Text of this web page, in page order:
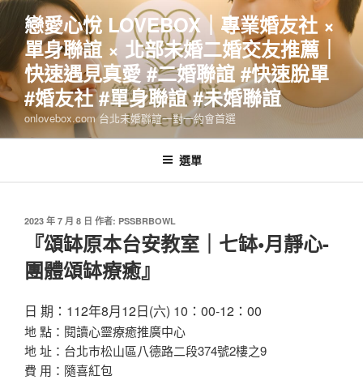
跳
主
要
內
容
戀愛心悅 LOVEBOX｜專業婚友社 ×
單身聯誼 × 北部未婚二婚交友推薦｜
快速遇見真愛 #二婚聯誼 #快速脫單
#婚友社 #單身聯誼 #未婚聯誼
onlovebox.com 台北未婚聯誼一對一約會首選
選單
發
2023 年 7 月 8 日 作者: PSSBRBOWL
『頌缽原本台安教室｜七缽•月靜心-
團體頌缽療癒』
日 期：112年8月12日(六) 10：00-12：00
地 點：閱讀心靈療癒推廣中心
地 址：台北巿松山區八德路二段374號2樓之9
費 用：隨喜紅包